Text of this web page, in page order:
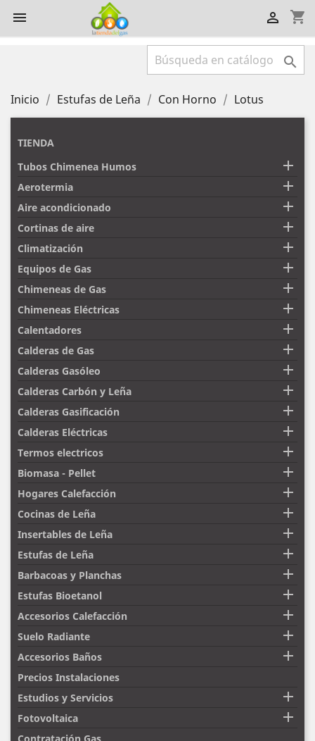
 shopping_cart


Inicio Estufas de Leña Con Horno Lotus
TIENDA
Tubos Chimenea Humos

Aerotermia 
Aire acondicionado 
Cortinas de aire 
Climatización 
Equipos de Gas 
Chimeneas de Gas 
Chimeneas Eléctricas 
Calentadores 
Calderas de Gas 
Calderas Gasóleo 
Calderas Carbón y Leña 
Calderas Gasificación 
Calderas Eléctricas 
Termos electricos 
Biomasa - Pellet 
Hogares Calefacción 
Cocinas de Leña 
Insertables de Leña 
Estufas de Leña 
Barbacoas y Planchas 
Estufas Bioetanol 
Accesorios Calefacción 
Suelo Radiante 
Accesorios Baños 
Precios Instalaciones
Estudios y Servicios

Fotovoltaica 